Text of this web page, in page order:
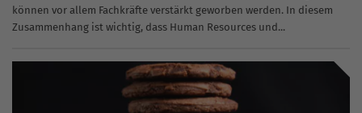
können vor allem Fachkräfte verstärkt geworben werden. In diesem
Zusammenhang ist wichtig, dass Human Resources und...